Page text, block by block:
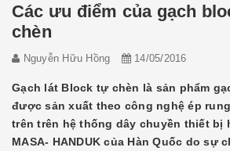
Các ưu điểm của gạch
chèn
Nguyễn Hữu Hồng 14/05/2016
Gạch lát Block tự chèn là sản phẩm
được sản xuất theo công nghệ ép
trên trên hệ thống dây chuyền thiết bị
MASA- HANDUK của Hàn Quốc do sự